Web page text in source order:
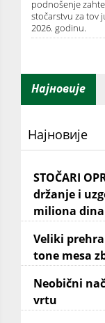
podnošenje
stočarstvu za tov
2026. godinu.
Најновије
Најновије
STOČARI
držanje i
miliona
Veliki
tone mesa
Neobični
vrtu